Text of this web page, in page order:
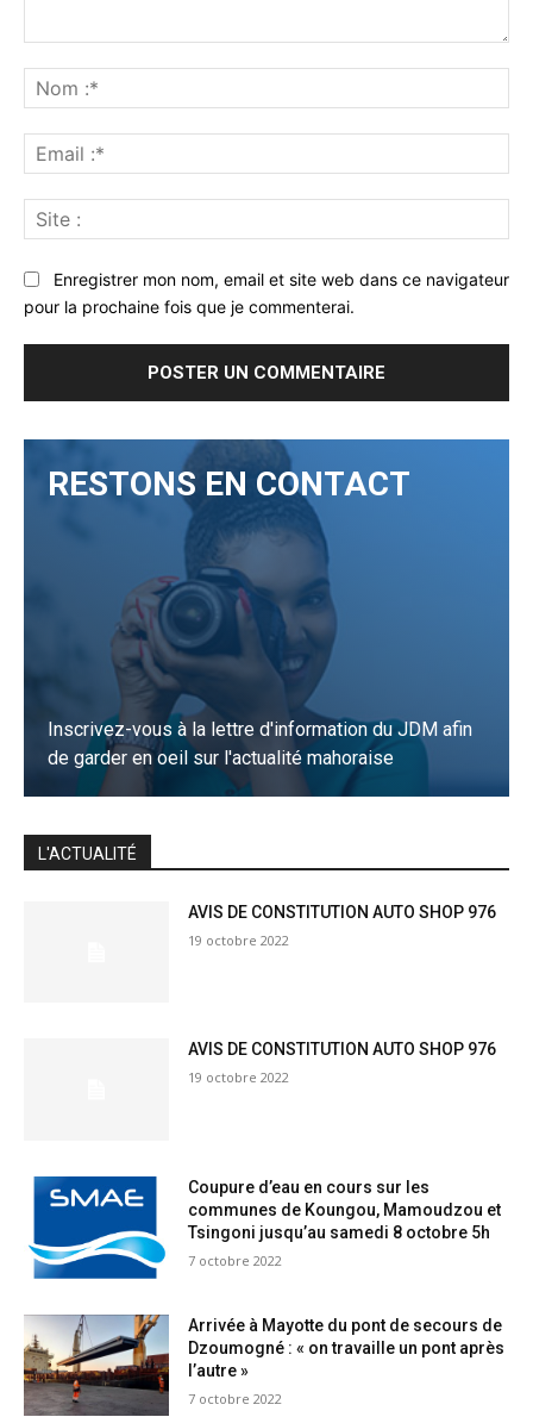
:*
:*
:
Enregistrer mon nom, email et site web dans ce navigateur
pour la prochaine fois que je commenterai.
RESTONS EN CONTACT
Inscrivez-vous à la lettre d'information du JDM afin
de garder en oeil sur l'actualité mahoraise
JE M'INSCRIS
L'ACTUALITÉ
AVIS DE CONSTITUTION AUTO SHOP 976
19 octobre 2022
AVIS DE CONSTITUTION AUTO SHOP 976
19 octobre 2022
Coupure d’eau en cours sur les
communes de Koungou, Mamoudzou et
Tsingoni jusqu’au samedi 8 octobre 5h
7 octobre 2022
Arrivée à Mayotte du pont de secours de
Dzoumogné : « on travaille un pont après
l’autre »
7 octobre 2022